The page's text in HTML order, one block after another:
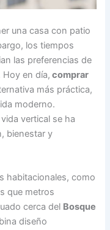
una casa con patio
los tiempos
las preferencias de
Hoy en día, comprar
más práctica,
moderno.
vertical se ha
bienestar y
habitacionales, como
que metros
cerca del Bosque
diseño